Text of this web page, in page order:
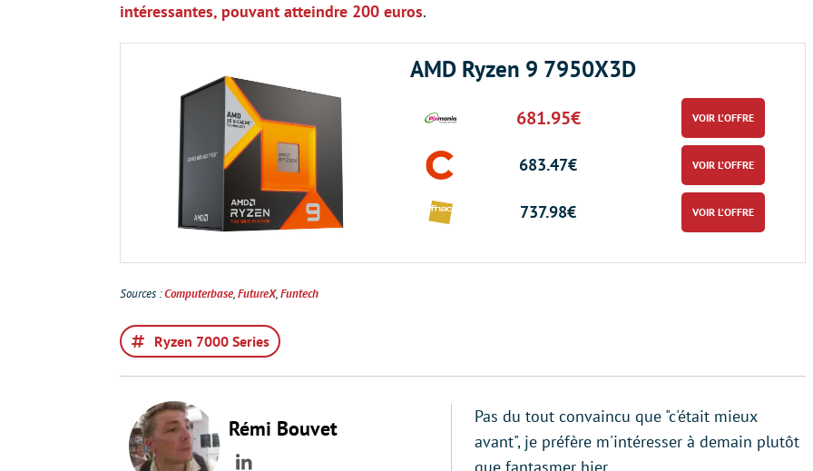
intéressantes, pouvant atteindre 200 euros.
AMD Ryzen 9 7950X3D
681.95€ VOIR L’OFFRE
683.47€ VOIR L’OFFRE
737.98€ VOIR L’OFFRE
Sources :Computerbase,FutureX,Funtech
Ryzen 7000 Series
Rémi Bouvet
Pas du tout convaincu que "c'était mieux
avant", je préfère m'intéresser à demain plutôt